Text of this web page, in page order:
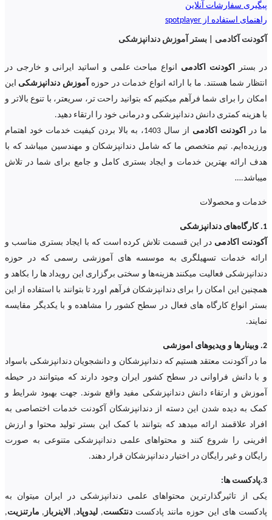
پیگیری سفارشات آنلاین
راهنمای استفاده از spotplayer
آکودنت آکادمی | بستر آموزش دندانپزشکی
در بستر اکودنت اکادمی انواع مباحث علمی و اساتید ایرانی و خارجی در
انتظار شما هستند. ما با ارائه انواع خدمات در حوزه آموزش دندانپزشکی این
امکان را برای شما فرآهم میکنیم که بتوانید راحت تر، سریعتر، با تنوع بالاتر و
با هزینه کمتری دانش دندانپزشکی و درمانی خود را ارتقاء دهید.
ما در اکودنت اکادمی
از سال 1403، به بالا بردن کیفیت خدمات خود اهتمام
ورزیده‌‌ایم. تیم متخصص ما که شامل دندانپزشکان و مهندسین میباشد که با
هدف ارائه بهترین خدمات و ایجاد بستری کامل و جامع برای شما در تلاش
میباشد.…
خدمات و محصولات
1. کارگاه‌های دندانپزشکی
آکودنت اکادمی در این قسمت تلاش کرده است که با ایجاد بستری مناسب و
ارائه خدمات تسهیلگری به موسسه های آموزشی رسمی که در حوزه
دندانپزشکی فعالیت میکنند هزینه‌ها و سختی برگزاری این رویداد ها را بکاهد و
همچنین این امکان را برای دندانپزشکان فرآهم اورد تا بتوانند با استفاده از این
بستر انواع کارگاه های فعال در سطح کشور را مشاهده و با یکدیگر مقایسه
نمایند.
2. وبینارها و ویدیوهای اموزشی
ما در آکودنت معتقد هستیم که دندانپزشکان و دانشجویان دندانپزشکی باسواد
و با دانش فراوانی در سطح کشور ایران وجود دارند که میتوانند در حیطه
آموزش و ارتقاء دانش دندانپزشکی مفید واقع شوند. جهت بهبود شرایط و
کمک به دیده شدن این دسته از دندانپزشکان آکودنت خدمات اختصاصی به
افراد علاقمند ارائه میدهد که بتوانند با کمک این بستر تولید محتوا و ارزش
افرینی را شروع کنند و محتواهای علمی دندانپزشکی متنوعی به صورت
رایگان و غیر رایگان در اختیار دندانپزشکان قرار دهند.
3.پادکست ها:
یکی از تاثیرگذارترین محتواهای علمی دندانپزشکی در ایران میتوان به
پادکست های این حوزه مانند پادکست دنتکست, لیدوپاد, الاینرباز , مارتنزیت,